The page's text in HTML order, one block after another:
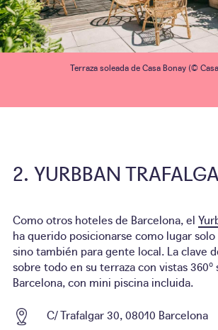
Terraza soleada de Casa Bonay (©
YURBBAN
Como otros hoteles de Barcelona, el
ha querido posicionarse como lugar
sino también para gente local. La clave
sobre todo en su terraza con vistas 360º
Barcelona, con mini piscina incluida.
C/ Trafalgar 30, 08010 Barcelona